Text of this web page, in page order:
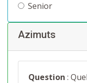
Senior
Azimuts
Question :